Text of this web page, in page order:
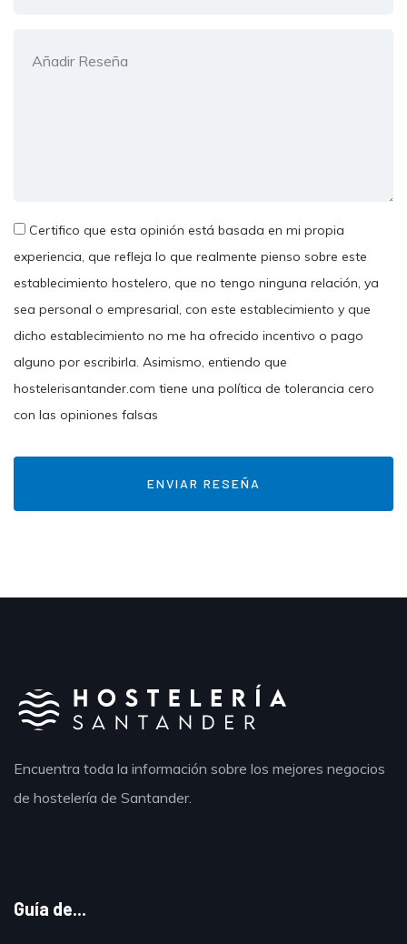
Certifico que esta opinión está basada en mi propia
experiencia, que refleja lo que realmente pienso sobre este
establecimiento hostelero, que no tengo ninguna relación, ya
sea personal o empresarial, con este establecimiento y que
dicho establecimiento no me ha ofrecido incentivo o pago
alguno por escribirla. Asimismo, entiendo que
hostelerisantander.com tiene una política de tolerancia cero
con las opiniones falsas
Encuentra toda la información sobre los mejores negocios
de hostelería de Santander.
Guía de...